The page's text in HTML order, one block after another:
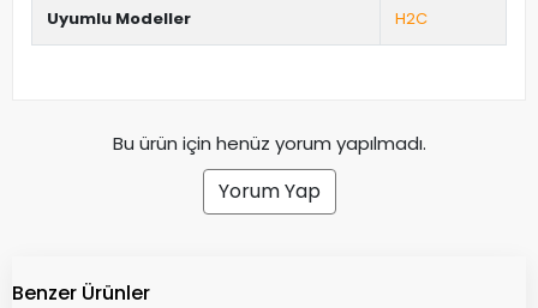
Uyumlu Modeller H2C
Bu ürün için henüz yorum yapılmadı.
Yorum Yap
Benzer Ürünler